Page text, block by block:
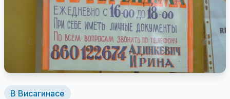
В Висагинасе